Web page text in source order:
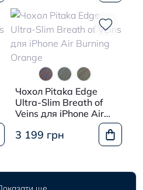
Чохол Pitaka Edge
Ultra-Slim Breath of
Veins для iPhone Air
3 199 грн